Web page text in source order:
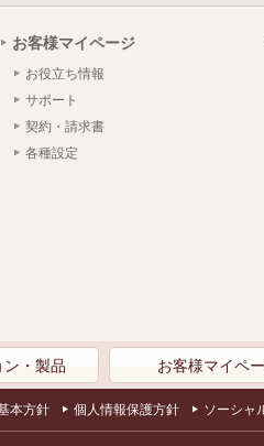
お客様マイページ
お役立ち情報
サポート
契約・請求書
各種設定
ン・製品 お客様マイペ
本方針 個人情報保護方針 ソーシャ